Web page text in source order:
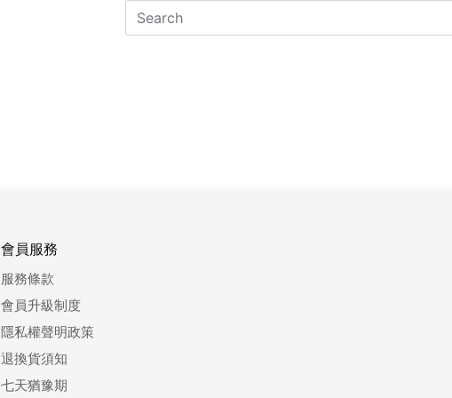
會員服務
服務條款
會員升級制度
隱私權聲明政策
退換貨須知
七天猶豫期